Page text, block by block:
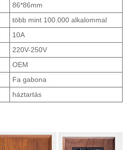
86*86mm
több mint 100.000 alkalommal
10A
220V-250V
OEM
Fa gabona
háztartás